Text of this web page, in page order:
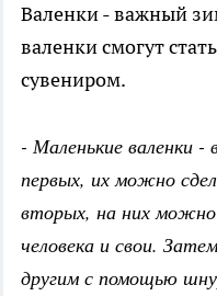
Валенки - важный
валенки смогут
сувениром.
- Маленькие валенки -
первых, их можно
вторых, на них
человека и свои.
другим с помощью